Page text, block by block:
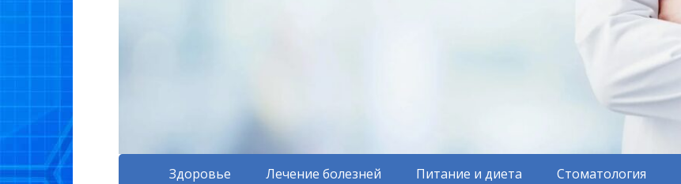
Здоровье Лечение болезней Питание и диета Стоматология